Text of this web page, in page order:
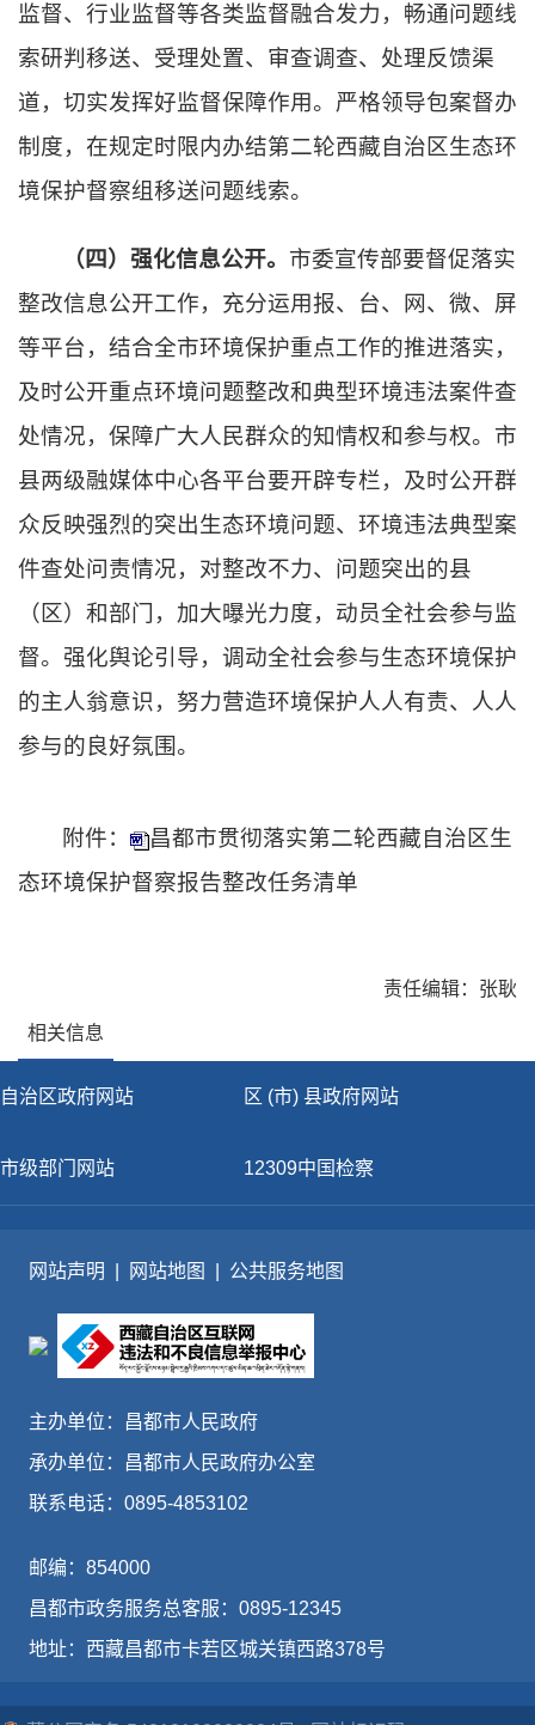
监督、行业监督等各类监督融合发力，畅通问题线
索研判移送、受理处置、审查调查、处理反馈渠
道，切实发挥好监督保障作用。严格领导包案督办
制度，在规定时限内办结第二轮西藏自治区生态环
境保护督察组移送问题线索。
（四）强化信息公开。 市委宣传部要督促落实
整改信息公开工作，充分运用报、台、网、微、屏
等平台，结合全市环境保护重点工作的推进落实，
及时公开重点环境问题整改和典型环境违法案件查
处情况，保障广大人民群众的知情权和参与权。市
县两级融媒体中心各平台要开辟专栏，及时公开群
众反映强烈的突出生态环境问题、环境违法典型案
件查处问责情况，对整改不力、问题突出的县
（区）和部门，加大曝光力度，动员全社会参与监
督。强化舆论引导，调动全社会参与生态环境保护
的主人翁意识，努力营造环境保护人人有责、人人
参与的良好氛围。
附件：
昌都市贯彻落实第二轮西藏自治区生
态环境保护督察报告整改任务清单
责任编辑：张耿
相关信息
自治区政府网站 区 (市) 县政府网站
市级部门网站 12309中国检察
网站声明 网站地图 公共服务地图
主办单位：昌都市人民政府
承办单位：昌都市人民政府办公室
联系电话：0895-4853102
邮编：854000
昌都市政务服务总客服：0895-12345
地址：西藏昌都市卡若区城关镇西路378号